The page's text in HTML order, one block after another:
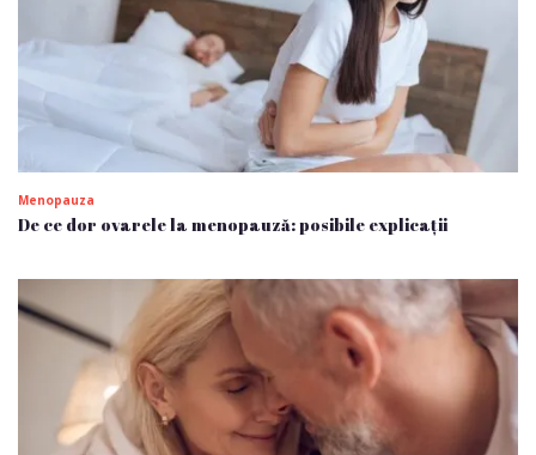
Menopauza
De ce dor ovarele la menopauză: posibile explicații